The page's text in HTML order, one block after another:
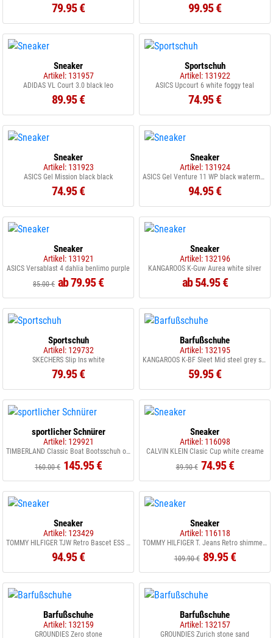
79.95 € 99.95 €
Sneaker
Artikel: 131957
ADIDAS VL Court 3.0 black leo
89.95 €
Sportschuh
Artikel: 131922
ASICS Upcourt 6 white foggy teal
74.95 €
Sneaker
Artikel: 131923
ASICS Gel Mission black black
74.95 €
Sneaker
Artikel: 131924
ASICS Gel Venture 11 WP black watermelon
94.95 €
Sneaker
Artikel: 131921
ASICS Versablast 4 dahlia benlimo purple
85.00 € ab 79.95 €
Sneaker
Artikel: 132196
KANGAROOS K-Guw Aurea white silver
ab 54.95 €
Sportschuh
Artikel: 129732
SKECHERS Slip Ins white
79.95 €
Barfußschuhe
Artikel: 132195
KANGAROOS K-BF Sleet Mid steel grey silver
59.95 €
sportlicher Schnürer
Artikel: 129921
TIMBERLAND Classic Boat Bootsschuh olive
160.00 € 145.95 €
Sneaker
Artikel: 116098
CALVIN KLEIN Clasic Cup white creame
89.90 € 74.95 €
Sneaker
Artikel: 123429
TOMMY HILFIGER TJW Retro Bascet ESS sugarplum blue
94.95 €
Sneaker
Artikel: 116118
TOMMY HILFIGER T. Jeans Retro shimmering blue
109.90 € 89.95 €
Barfußschuhe
Artikel: 132159
GROUNDIES Zero stone
Barfußschuhe
Artikel: 132157
GROUNDIES Zurich stone sand